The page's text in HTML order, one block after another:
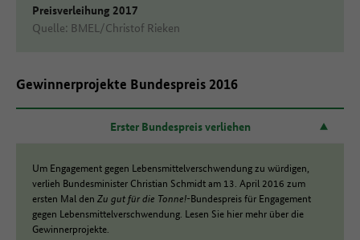
Preisverleihung 2017
Quelle: BMEL/Christof Rieken
Gewinnerprojekte Bundespreis 2016
Erster Bundespreis verliehen
Um Engagement gegen Lebensmittelverschwendung zu würdigen,
verlieh Bundesminister Christian Schmidt am 13. April 2016 zum
ersten Mal den Zu gut für die Tonne!-Bundespreis für Engagement
gegen Lebensmittelverschwendung. Lesen Sie hier mehr über die
Gewinnerprojekte.